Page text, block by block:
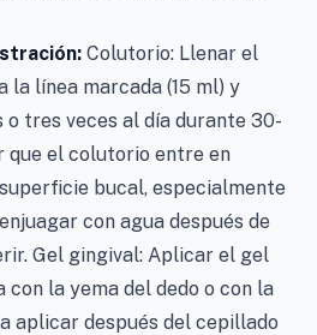
Colutorio: Llenar el
la línea marcada (15 ml) y
o tres veces al día durante 30-
que el colutorio entre en
bucal, especialmente
con agua después de
Gel gingival: Aplicar el gel
con la yema del dedo o con la
aplicar después del cepillado